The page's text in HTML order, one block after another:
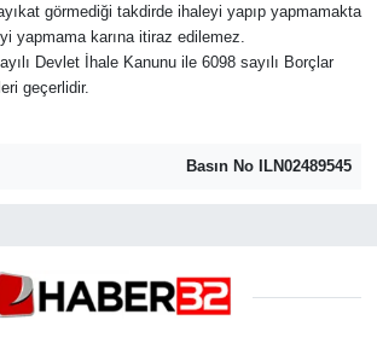
görmediği takdirde ihaleyi yapıp yapmamakta
yapmama karına itiraz edilemez.
Devlet İhale Kanunu ile 6098 sayılı Borçlar
geçerlidir.
Basın No ILN02489545